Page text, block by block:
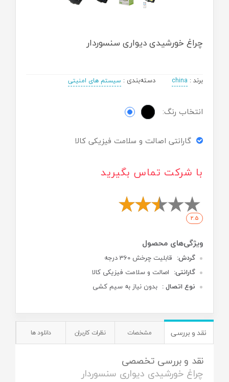
چراغ خورشیدی دیواری سنسوردار
برند:
china دسته‌بندی : سیستم های امنیتی
انتخاب رنگ:
گارانتی اصالت و سلامت فیزیکی کالا
با شرکت تماس بگیرید
2.5
گردش: قابلیت چرخش 360 درجه
گارانتی: اصالت و سلامت فیزیکی کالا
نوع اتصال : بدون نیاز به سیم کشی
نقد و بررسی مشخصات نظرات کاربران دانلود ها
نقد و بررسی تخصصی
چراغ خورشیدی دیواری سنسوردار